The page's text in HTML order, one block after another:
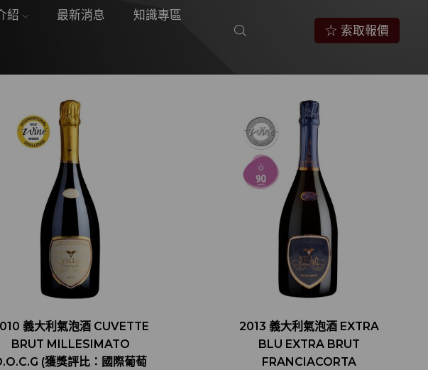
紹 最新消息 知識專區
☆ 索取報價
義大利氣泡酒 CUVETTE
BRUT MILLESIMATO
(獲獎評比：國際葡萄
2013 義大利氣泡酒 EXTRA
BLU EXTRA BRUT
FRANCIACORTA